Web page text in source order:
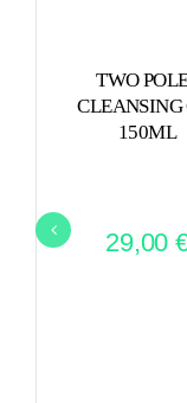
TWO
CLEANSING
150ML
29,00